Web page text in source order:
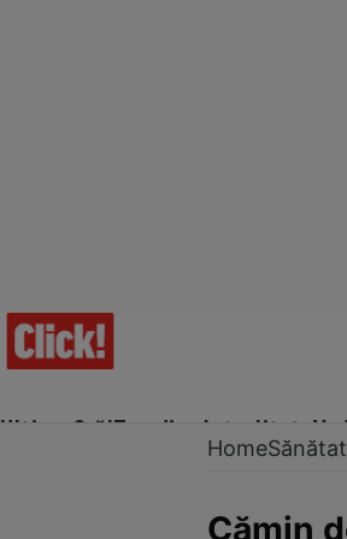
Ultima Oră!Trending Actualitate
Home
Cămin